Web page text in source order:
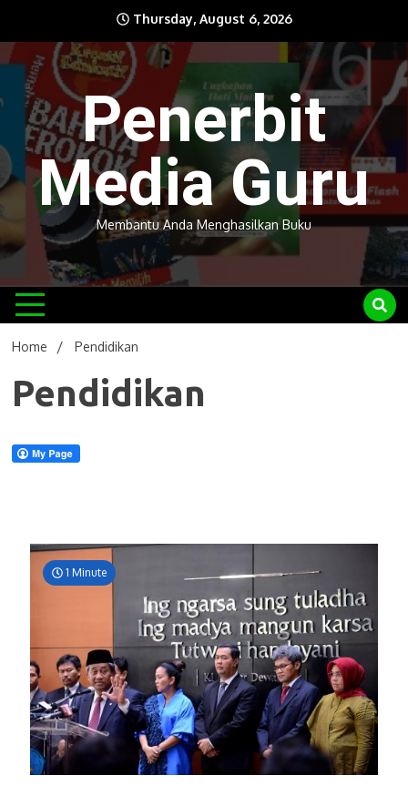
content
Thursday, August 6, 2026
Penerbit
Media Guru
Membantu Anda Menghasilkan Buku
Home Pendidikan
Pendidikan
1 Minute